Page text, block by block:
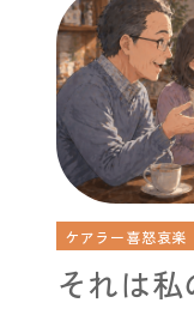
ケアラー喜怒哀楽
それは